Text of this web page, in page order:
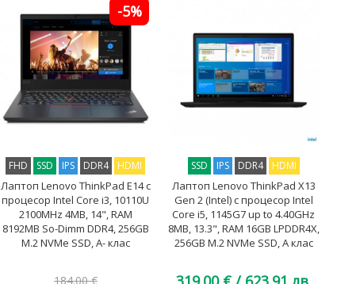
FHD SSD IPS DDR4 HDMI
Лаптоп Lenovo ThinkPad E14 с
процесор Intel Core i3, 10110U
2100MHz 4MB, 14", RAM
8192MB So-Dimm DDR4, 256GB
M.2 NVMe SSD, A- клас
184.00 €
-5%
SSD IPS DDR4 HDMI
Лаптоп Lenovo ThinkPad X13
Gen 2 (Intel) с процесор Intel
Core i5, 1145G7 up to 4.40GHz
8MB, 13.3", RAM 16GB LPDDR4X,
256GB M.2 NVMe SSD, A клас